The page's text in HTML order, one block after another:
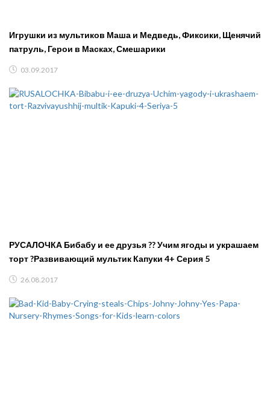
Игрушки из мультиков Маша и Медведь, Фиксики, Щенячий
патруль, Герои в Масках, Смешарики
03.09.2017
РУСАЛОЧКА Бибабу и ее друзья ?? Учим ягоды и украшаем
торт ?Развивающий мультик Капуки 4+ Серия 5
26.08.2017